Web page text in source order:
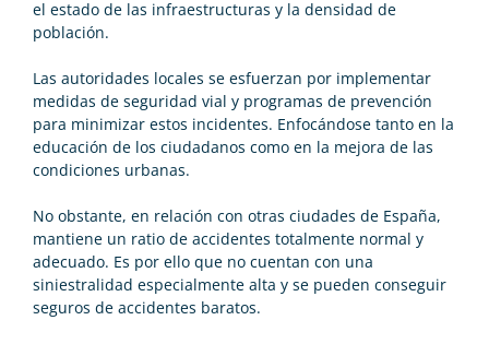
el estado de las infraestructuras y la densidad de
población.
Las autoridades locales se esfuerzan por implementar
medidas de seguridad vial y programas de prevención
para minimizar estos incidentes. Enfocándose tanto en la
educación de los ciudadanos como en la mejora de las
condiciones urbanas.
No obstante, en relación con otras ciudades de España,
mantiene un ratio de accidentes totalmente normal y
adecuado. Es por ello que no cuentan con una
siniestralidad especialmente alta y se pueden conseguir
seguros de accidentes baratos.